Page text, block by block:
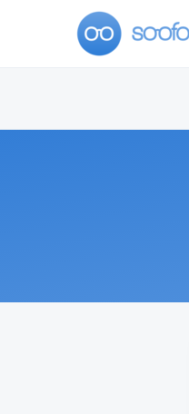
Doorgaan naar